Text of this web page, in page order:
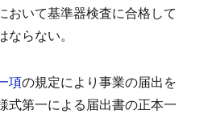
おいて基準器検査に合格して
らない。
項の規定により事業の届出を
式第一による届出書の正本一